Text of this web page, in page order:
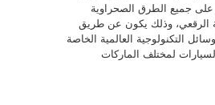
جميع الطرق الصحراوية
الرقعي، وذلك يكون عن طريق
التكنولوجية العالمية الخاصة
لمختلف الماركات